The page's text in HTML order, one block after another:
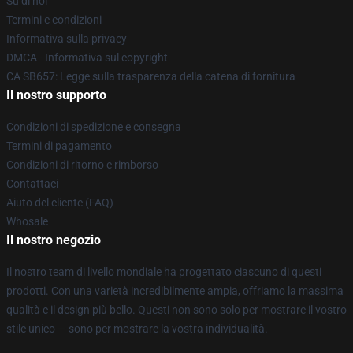
Termini e condizioni
Informativa sulla privacy
DMCA - Informativa sul copyright
CA SB657: Legge sulla trasparenza della catena di fornitura
Il nostro supporto
Condizioni di spedizione e consegna
Termini di pagamento
Condizioni di ritorno e rimborso
Contattaci
Aiuto del cliente (FAQ)
Whosale
Il nostro negozio
Il nostro team di livello mondiale ha progettato ciascuno di questi
prodotti. Con una varietà incredibilmente ampia, offriamo la massima
qualità e il design più bello. Questi non sono solo per mostrare il vostro
stile unico — sono per mostrare la vostra individualità.